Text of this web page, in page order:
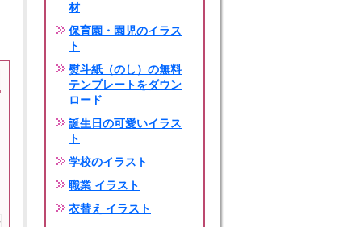
材
保育園・園児のイラス
ト
熨斗紙（のし）の無料
テンプレートをダウン
ロード
誕生日の可愛いイラス
ト
学校のイラスト
職業 イラスト
衣替え イラスト